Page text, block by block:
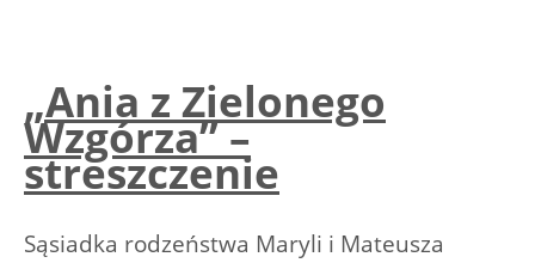
„Ania z Zielonego
Wzgórza” –
streszczenie
Sąsiadka rodzeństwa Maryli i Mateusza